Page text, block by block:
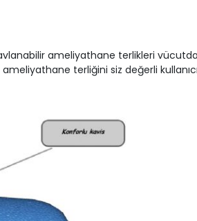
ameliyathane terlikleri
terliğini siz değerli